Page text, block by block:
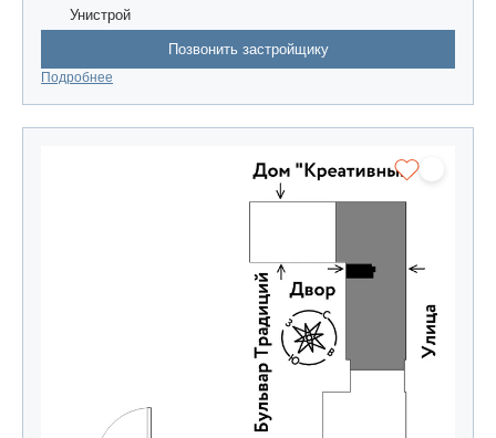
Унистрой
Позвонить застройщику
Подробнее